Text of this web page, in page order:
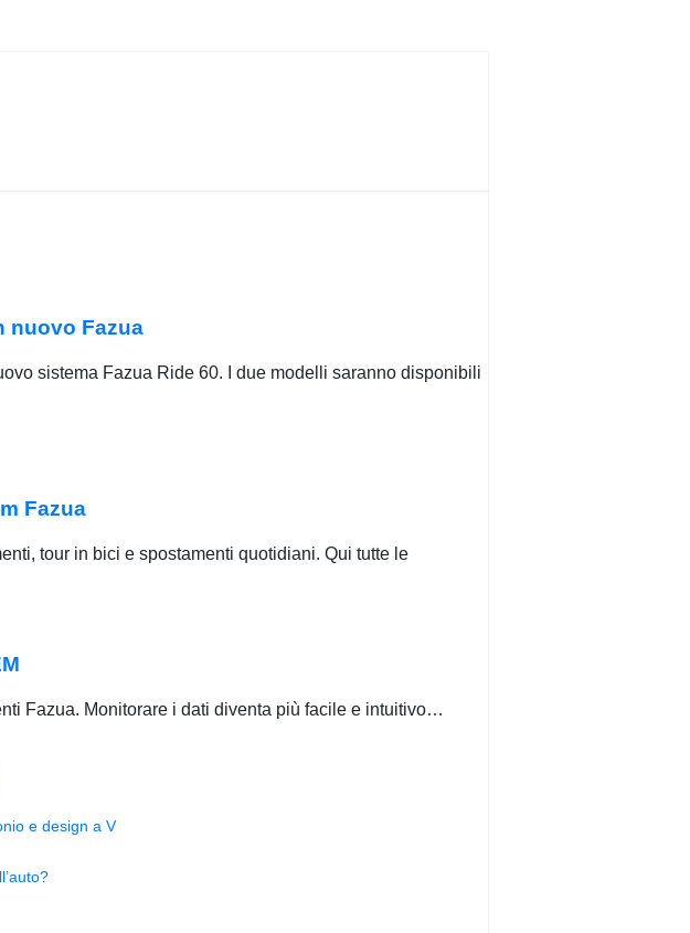
nuovo Fazua
sistema Fazua Ride 60. I due modelli saranno disponibili
Fazua
tour in bici e spostamenti quotidiani. Qui tutte le
Fazua. Monitorare i dati diventa più facile e intuitivo…
e design a V